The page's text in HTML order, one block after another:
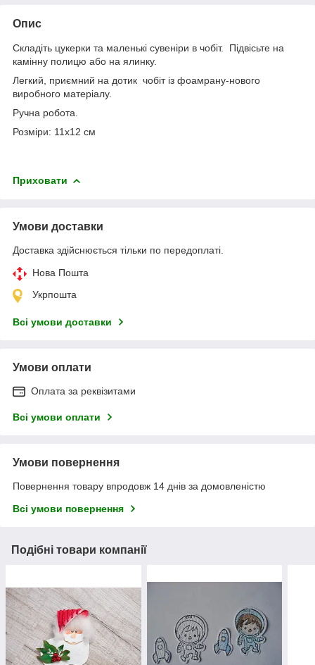
Опис
Складіть цукерки та маленькі сувеніри в чобіт. Підвісьте на
камінну полицю або на ялинку.
Легкий, приємний на дотик чобіт із фоамрану-нового
виробного матеріалу.
Ручна робота.
Розміри: 11х12 см
Приховати
Умови доставки
Доставка здійснюється тільки по передоплаті.
Нова Пошта
Укрпошта
Всі умови доставки
Умови оплати
Оплата за реквізитами
Всі умови оплати
Умови повернення
Повернення товару впродовж 14 днів за домовленістю
Всі умови повернення
Подібні товари компанії